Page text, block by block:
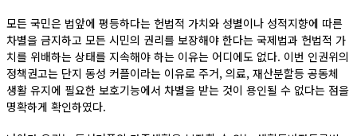
모든 국민은 법앞에 평등하다는 헌법적 가치와 성별이나 성적지향에 따른
차별을 금지하고 모든 시민의 권리를 보장해야 한다는 국제법과 헌법적 가
치를 위배하는 상태를 지속해야 하는 이유는 어디에도 없다. 이번 인권위의
정책권고는 단지 동성 커플이라는 이유로 주거, 의료, 재산분할등 공동체
생활 유지에 필요한 보호기능에서 차별을 받는 것이 용인될 수 없다는 점을
명확하게 확인하였다.